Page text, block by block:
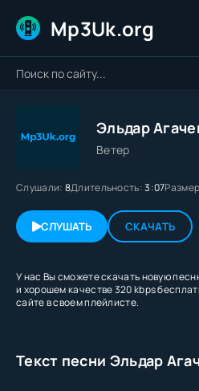
Mp3Uk.org
Эльдар
Ветер
Слушали: 8Длительность:3:07
СЛУШАТЬ СКАЧАТЬ
У нас Вы сможете скачать новую
и хорошем качестве 320 kbps
сайте в своем плейлисте.
Текст песни Эльдар